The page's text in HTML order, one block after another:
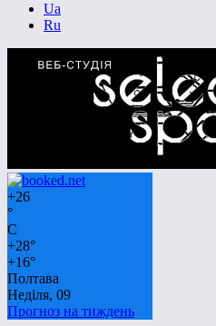
Ua
Ru
+26
°
C
+28°
+16°
Полтава
Неділя, 09
Прогноз на тиждень